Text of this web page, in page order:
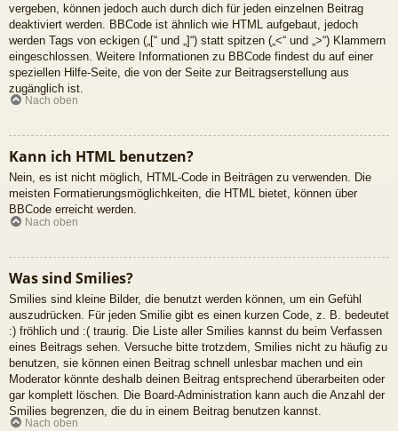
vergeben, können jedoch auch durch dich für jeden einzelnen Beitrag
deaktiviert werden. BBCode ist ähnlich wie HTML aufgebaut, jedoch
werden Tags von eckigen („[“ und „]“) statt spitzen („<“ und „>“) Klammern
eingeschlossen. Weitere Informationen zu BBCode findest du auf einer
speziellen Hilfe-Seite, die von der Seite zur Beitragserstellung aus
zugänglich ist.
Nach oben
Kann ich HTML benutzen?
Nein, es ist nicht möglich, HTML-Code in Beiträgen zu verwenden. Die
meisten Formatierungsmöglichkeiten, die HTML bietet, können über
BBCode erreicht werden.
Nach oben
Was sind Smilies?
Smilies sind kleine Bilder, die benutzt werden können, um ein Gefühl
auszudrücken. Für jeden Smilie gibt es einen kurzen Code, z. B. bedeutet
:) fröhlich und :( traurig. Die Liste aller Smilies kannst du beim Verfassen
eines Beitrags sehen. Versuche bitte trotzdem, Smilies nicht zu häufig zu
benutzen, sie können einen Beitrag schnell unlesbar machen und ein
Moderator könnte deshalb deinen Beitrag entsprechend überarbeiten oder
gar komplett löschen. Die Board-Administration kann auch die Anzahl der
Smilies begrenzen, die du in einem Beitrag benutzen kannst.
Nach oben